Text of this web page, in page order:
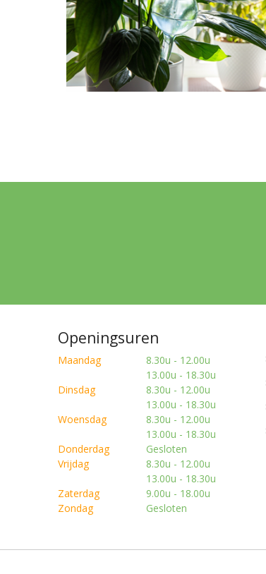
Openingsuren
Maandag
8.30u - 12.00u
13.00u - 18.30u
Dinsdag
8.30u - 12.00u
13.00u - 18.30u
Woensdag
8.30u - 12.00u
13.00u - 18.30u
Donderdag
Gesloten
Vrijdag
8.30u - 12.00u
13.00u - 18.30u
Zaterdag
9.00u - 18.00u
Zondag
Gesloten